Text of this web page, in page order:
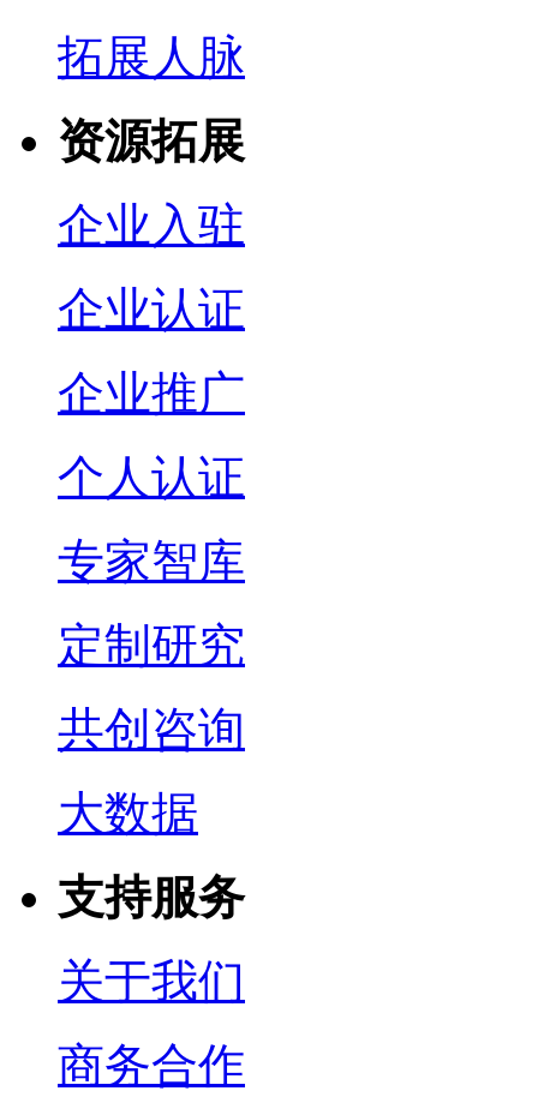
拓展人脉
资源拓展
企业入驻
企业认证
企业推广
个人认证
专家智库
定制研究
共创咨询
大数据
支持服务
关于我们
商务合作